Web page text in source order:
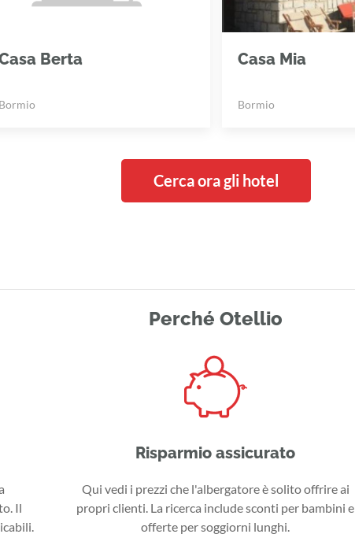
Berta
Bormio
Casa Mia
Bormio
Cerca ora gli hotel
Perché Otellio
Il
Risparmio assicurato
Qui vedi i prezzi che l'albergatore è solito offrire ai
propri clienti. La ricerca include sconti per bambini e
offerte per soggiorni lunghi.